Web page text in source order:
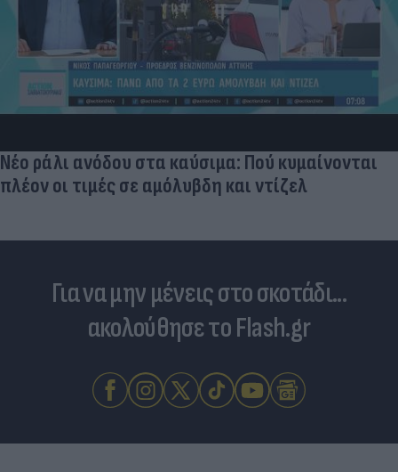
Νέο ράλι ανόδου στα καύσιμα: Πού κυμαίνονται
πλέον οι τιμές σε αμόλυβδη και ντίζελ
Για να μην μένεις στο σκοτάδι...
ακολούθησε το Flash.gr